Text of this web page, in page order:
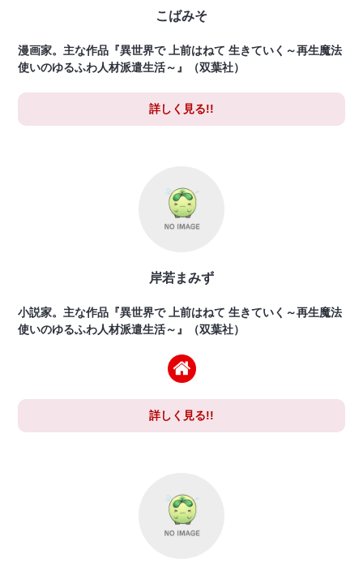
こばみそ
漫画家。主な作品『異世界で 上前はねて 生きていく～再生魔法
使いのゆるふわ人材派遣生活～』（双葉社）
詳しく見る!!
岸若まみず
小説家。主な作品『異世界で 上前はねて 生きていく～再生魔法
使いのゆるふわ人材派遣生活～』（双葉社）
詳しく見る!!